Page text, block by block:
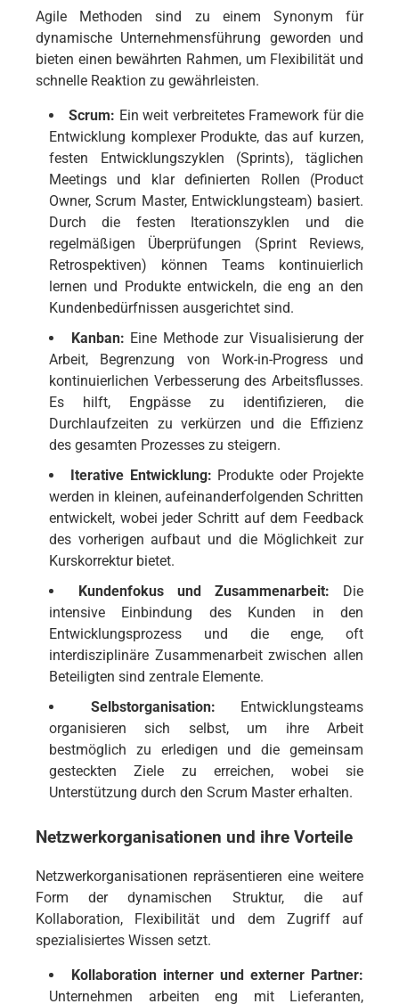
Agile Methoden sind zu einem Synonym für
dynamische Unternehmensführung geworden und
bieten einen bewährten Rahmen, um Flexibilität und
schnelle Reaktion zu gewährleisten.
Scrum: Ein weit verbreitetes Framework für die
Entwicklung komplexer Produkte, das auf kurzen,
festen Entwicklungszyklen (Sprints), täglichen
Meetings und klar definierten Rollen (Product
Owner, Scrum Master, Entwicklungsteam) basiert.
Durch die festen Iterationszyklen und die
regelmäßigen Überprüfungen (Sprint Reviews,
Retrospektiven) können Teams kontinuierlich
lernen und Produkte entwickeln, die eng an den
Kundenbedürfnissen ausgerichtet sind.
Kanban: Eine Methode zur Visualisierung der
Arbeit, Begrenzung von Work-in-Progress und
kontinuierlichen Verbesserung des Arbeitsflusses.
Es hilft, Engpässe zu identifizieren, die
Durchlaufzeiten zu verkürzen und die Effizienz
des gesamten Prozesses zu steigern.
Iterative Entwicklung: Produkte oder Projekte
werden in kleinen, aufeinanderfolgenden Schritten
entwickelt, wobei jeder Schritt auf dem Feedback
des vorherigen aufbaut und die Möglichkeit zur
Kurskorrektur bietet.
Kundenfokus und Zusammenarbeit: Die
intensive Einbindung des Kunden in den
Entwicklungsprozess und die enge, oft
interdisziplinäre Zusammenarbeit zwischen allen
Beteiligten sind zentrale Elemente.
Selbstorganisation: Entwicklungsteams
organisieren sich selbst, um ihre Arbeit
bestmöglich zu erledigen und die gemeinsam
gesteckten Ziele zu erreichen, wobei sie
Unterstützung durch den Scrum Master erhalten.
Netzwerkorganisationen und ihre Vorteile
Netzwerkorganisationen repräsentieren eine weitere
Form der dynamischen Struktur, die auf
Kollaboration, Flexibilität und dem Zugriff auf
spezialisiertes Wissen setzt.
Kollaboration interner und externer Partner:
Unternehmen arbeiten eng mit Lieferanten,